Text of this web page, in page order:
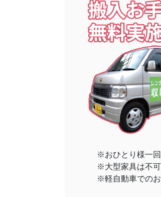
※おひとり様一回
※大型家具は不可
※軽自動車での